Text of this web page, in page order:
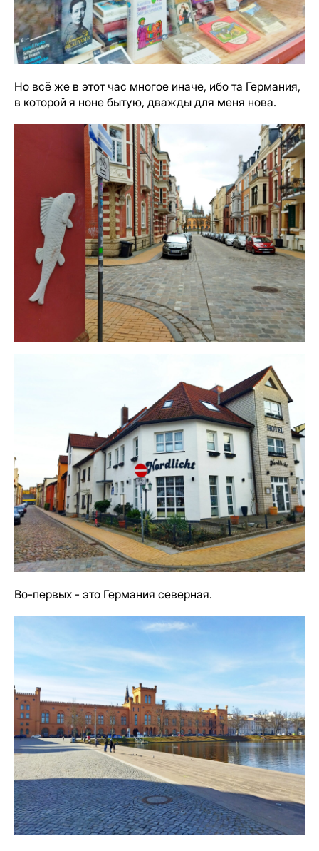
Но всё же в этот час многое иначе, ибо та Германия,
в которой я ноне бытую, дважды для меня нова.
Во-первых - это Германия северная.